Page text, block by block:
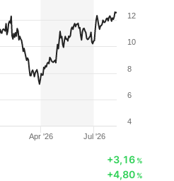
Apr '26 Jul '26
4
6
8
10
12
+3,16%
+4,80%